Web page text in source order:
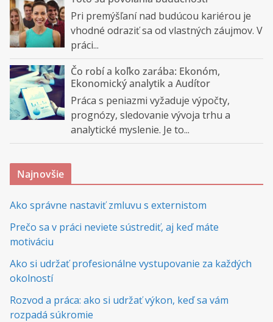
Pri premýšľaní nad budúcou kariérou je
vhodné odraziť sa od vlastných záujmov. V
práci...
Čo robí a koľko zarába: Ekonóm,
Ekonomický analytik a Audítor
Práca s peniazmi vyžaduje výpočty,
prognózy, sledovanie vývoja trhu a
analytické myslenie. Je to...
Najnovšie
Ako správne nastaviť zmluvu s externistom
Prečo sa v práci neviete sústrediť, aj keď máte
motiváciu
Ako si udržať profesionálne vystupovanie za každých
okolností
Rozvod a práca: ako si udržať výkon, keď sa vám
rozpadá súkromie